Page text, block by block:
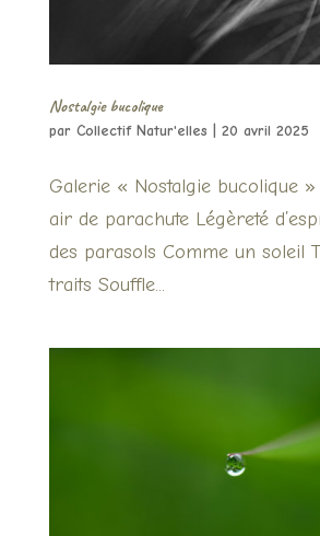
Nostalgie bucolique
par Collectif Natur'elles 20 avril 2025
Galerie « Nostalgie bucolique
air de parachute Légèreté
des parasols Comme un soleil
traits Souffle...